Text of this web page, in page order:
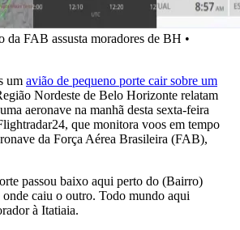
da FAB assusta moradores de BH •
um avião de pequeno porte cair sobre um
Nordeste de Belo Horizonte relatam
aeronave na manhã desta sexta-feira
que monitora voos em tempo
da Força Aérea Brasileira (FAB),
passou baixo aqui perto do (Bairro)
caiu o outro. Todo mundo aqui
à Itatiaia.